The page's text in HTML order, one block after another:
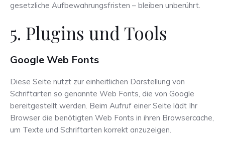
gesetzliche Aufbewahrungsfristen – bleiben unberührt.
5. Plugins und Tools
Google Web Fonts
Diese Seite nutzt zur einheitlichen Darstellung von
Schriftarten so genannte Web Fonts, die von Google
bereitgestellt werden. Beim Aufruf einer Seite lädt Ihr
Browser die benötigten Web Fonts in ihren Browsercache,
um Texte und Schriftarten korrekt anzuzeigen.